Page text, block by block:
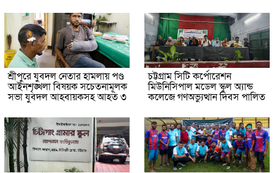
শ্রীপুরে যুবদল নেতার হামলায় পণ্ড
আইনশৃঙ্খলা বিষয়ক সচেতনামূলক
সভা যুবদল আহবায়কসহ আহত ৩
চট্টগ্রাম সিটি কর্পোরেশন
মিউনিসিপাল মডেল স্কুল অ্যান্ড
কলেজে গণঅভ্যুত্থান দিবস পালিত